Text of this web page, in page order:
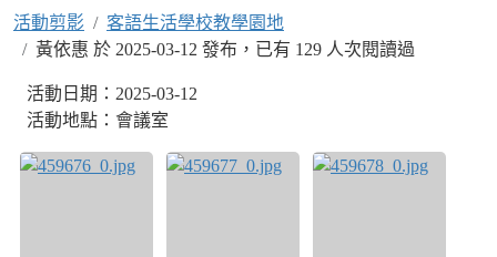
活動剪影
客語生活學校教學園地
黃依惠 於 2025-03-12 發布，已有 129 人次閱讀過
活動日期：2025-03-12
活動地點：會議室